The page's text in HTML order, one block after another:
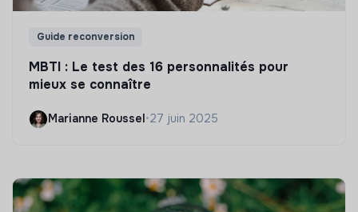
Guide reconversion
MBTI : Le test des 16 personnalités pour
mieux se connaître
Marianne Roussel •27 juin 2025